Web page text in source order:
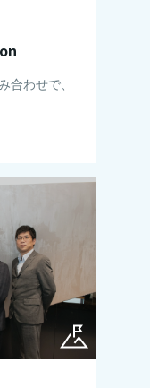
合わせで、